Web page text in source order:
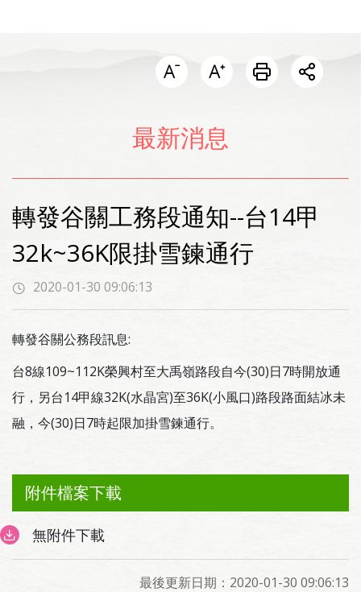
開啟
最新消息
轉發谷關工務段通知--台14甲
32k~36K限掛雪鍊通行
2020-01-30 09:06:13
轉發谷關公務段訊息:
台8線109~112K榮興村至大禹嶺路段自今(30)日7時開放通
行，另台14甲線32K(水晶宮)至36K(小風口)路段路面結冰未
融，今(30)日7時起限加掛雪鍊通行。
附件檔案下載
無附件下載
最後更新日期：2020-01-30 09:06:13